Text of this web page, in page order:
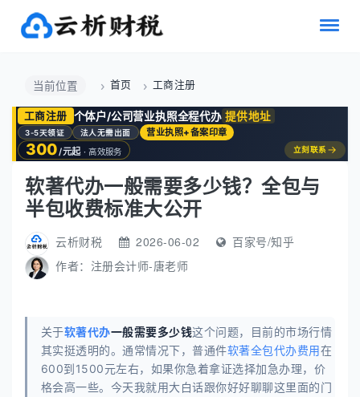
当前位置 首页 工商注册
工商注册 个体户/公司营业执照全程代办 提供地址
3-5天领证 法人无需出面 营业执照+备案印章
300/元起 · 高效服务 立刻联系 →
软著代办一般需要多少钱？全包与
半包收费标准大公开
云析财税 2026-06-02
百家号/知乎
作者： 注册会计师-唐老师
关于软著代办一般需要多少钱这个问题，目前的市场行情
其实挺透明的。通常情况下，普通件软著全包代办费用在
600到1500元左右，如果你急着拿证选择加急办理，价
格会高一些。今天我就用大白话跟你好好聊聊这里面的门